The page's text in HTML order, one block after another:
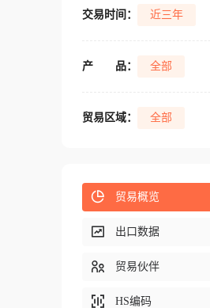
交易时间： 近三年
产 品： 全部
贸易区域： 全部
贸易概览
出口数据
贸易伙伴
HS编码